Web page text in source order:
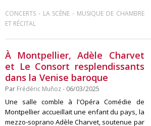
CONCERTS - LA SCÈNE - MUSIQUE DE CHAMBRE
ET RÉCITAL
À Montpellier, Adèle Charvet
et Le Consort resplendissants
dans la Venise baroque
Par Frédéric Muñoz- 06/03/2025
Une salle comble à l'Opéra Comédie de
Montpellier accueillait une enfant du pays, la
mezzo-soprano Adèle Charvet, soutenue par